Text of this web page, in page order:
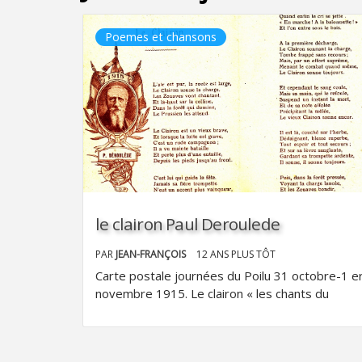
Poemes et chansons
le clairon Paul Deroulede
PAR JEAN-FRANÇOIS 12 ANS PLUS TÔT
Carte postale journées du Poilu 31 octobre-1
novembre 1915. Le clairon « les chants du